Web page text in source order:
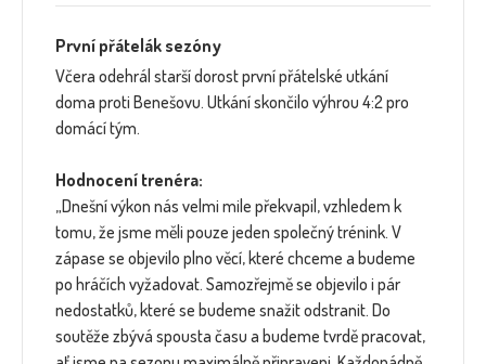
První přátelák sezóny
Včera odehrál starší dorost první přátelské utkání
doma proti Benešovu. Utkání skončilo výhrou 4:2 pro
domácí tým.
Hodnocení trenéra:
„Dnešní výkon nás velmi mile překvapil, vzhledem k
tomu, že jsme měli pouze jeden společný trénink. V
zápase se objevilo plno věcí, které chceme a budeme
po hráčích vyžadovat. Samozřejmě se objevilo i pár
nedostatků, které se budeme snažit odstranit. Do
soutěže zbývá spousta času a budeme tvrdě pracovat,